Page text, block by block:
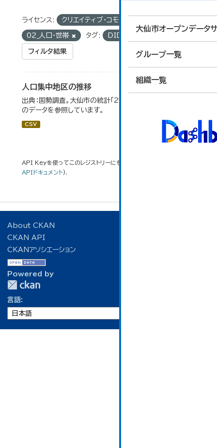
大仙市オープンデータ
グループ一覧
組織一覧
ライセンス: クリエイティブ・コモンズ 表示
02_人口・世帯 タグ: DID地区
フィルタ結果
人口集中地区の推移
出典：国勢調査。大仙市の統計「2-3 人口集中地区の推移」
のデータを参照しています。
CSV
API Keyを使ってこのレジストリーにもアクセス可能です
APIドキュメント).
About CKAN
CKAN API
CKANアソシエーション
Powered by
言語